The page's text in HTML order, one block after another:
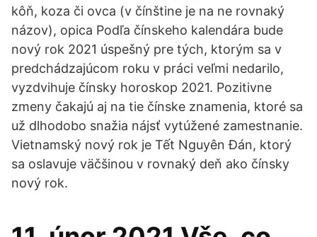
kôň, koza či ovca (v čínštine je na ne rovnaký
názov), opica Podľa čínskeho kalendára bude
nový rok 2021 úspešný pre tých, ktorým sa v
predchádzajúcom roku v práci veľmi nedarilo,
vyzdvihuje čínsky horoskop 2021. Pozitivne
zmeny čakajú aj na tie čínske znamenia, ktoré sa
už dlhodobo snažia nájsť vytúžené zamestnanie.
Vietnamský nový rok je Tết Nguyên Đán, ktorý
sa oslavuje väčšinou v rovnaký deň ako čínsky
nový rok.